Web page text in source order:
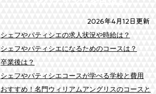
2026年4月12日更新
シェフやパティシエの求人状況や時給は？
シェフやパティシエになるためのコースは？
​卒業後は？
シェフやパティシエコースが学べる学校​と費用
おすすめ！名門ウィリアムアングリスのコースと